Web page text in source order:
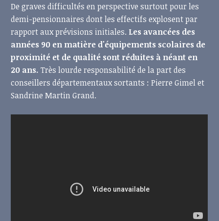
De graves difficultés en perspective surtout pour les
demi-pensionnaires dont les effectifs explosent par
rapport aux prévisions initiales. Les avancées des
années 90 en matière d'équipements scolaires de
proximité et de qualité sont réduites à néant en
20 ans. Très lourde responsabilité de la part des
conseillers départementaux sortants : Pierre Gimel et
Sandrine Martin Grand.